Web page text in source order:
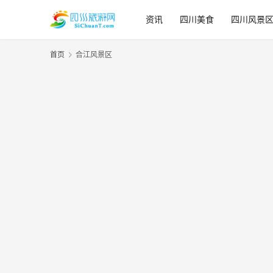
资讯 四川美食 四川风景区
首页 合江风景区